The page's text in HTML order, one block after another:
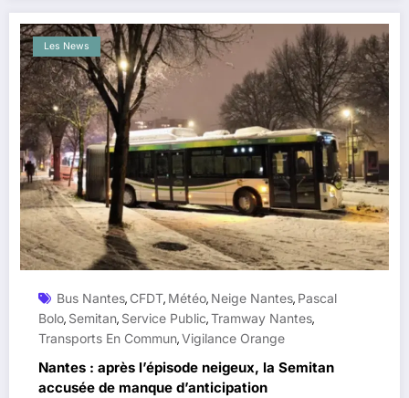
Les News
Bus Nantes, CFDT, Météo, Neige Nantes, Pascal
Bolo, Semitan, Service Public,Tramway Nantes,
Transports En Commun,Vigilance Orange
Nantes : après l’épisode neigeux, la Semitan
accusée de manque d’anticipation